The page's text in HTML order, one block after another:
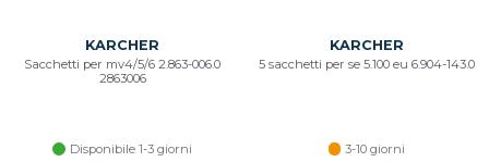
KARCHER
Sacchetti per mv4/5/6 2.863-006.0
2863006
Disponibile 1-3 giorni
KARCHER
5 sacchetti per se 5.100 eu 6.904-143.0
3-10 giorni